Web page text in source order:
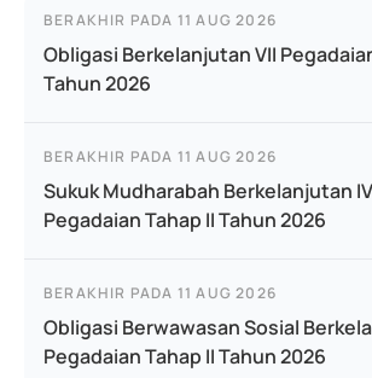
BERAKHIR PADA 11 AUG 2026
Obligasi Berkelanjutan VII
Tahun 2026
BERAKHIR PADA 11 AUG 2026
Sukuk Mudharabah Berkelanjutan IV
Pegadaian Tahap II Tahun 2026
BERAKHIR PADA 11 AUG 2026
Obligasi Berwawasan Sosial
Pegadaian Tahap II Tahun 2026